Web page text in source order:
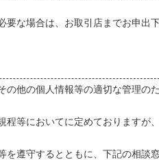
な場合は、お取引店までお申出下
他の個人情報等の適切な管理の
等においてに定めておりますが
を遵守するとともに、下記の相談